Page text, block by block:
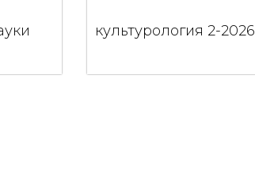
культурология 2-2026